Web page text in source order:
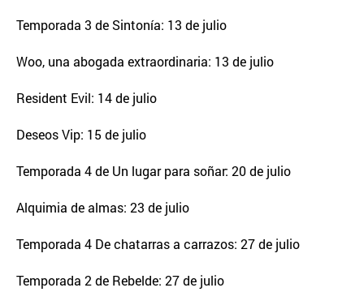
Temporada 3 de Sintonía: 13 de julio
Woo, una abogada extraordinaria: 13 de julio
Resident Evil: 14 de julio
Deseos Vip: 15 de julio
Temporada 4 de Un lugar para soñar: 20 de julio
Alquimia de almas: 23 de julio
Temporada 4 De chatarras a carrazos: 27 de julio
Temporada 2 de Rebelde: 27 de julio